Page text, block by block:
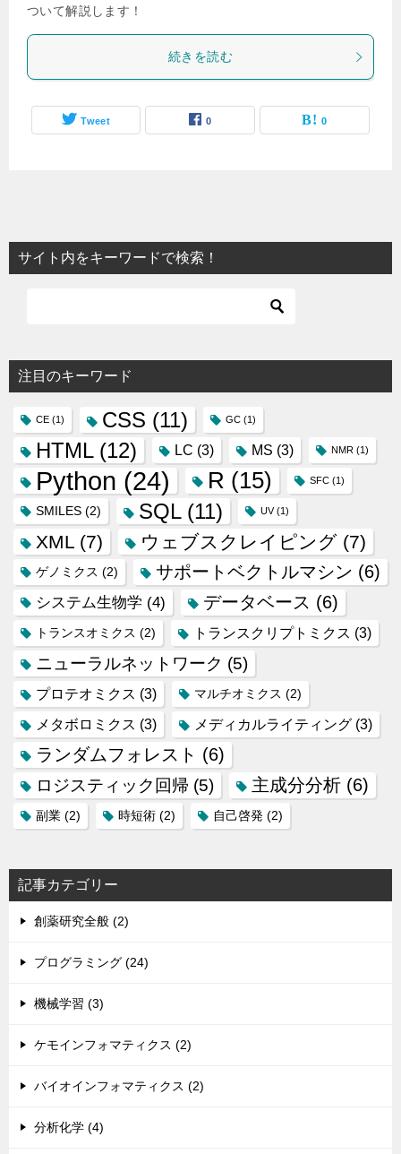
ついて解説します！
続きを読む
Tweet 0 0
サイト内をキーワードで検索！
注目のキーワード
CE (1) CSS (11) GC (1)
HTML(12) LC (3) MS (3) NMR (1)
Python (24) R (15) SFC (1)
SMILES (2) SQL(11) UV(1)
XML (7) ウェブスクレイピング (7)
ゲノミクス (2) サポートベクトルマシン (6)
システム生物学 (4) データベース (6)
トランスオミクス (2) トランスクリプトミクス (3)
ニューラルネットワーク (5)
プロテオミクス (3) マルチオミクス (2)
メタボロミクス (3) メディカルライティング (3)
ランダムフォレスト (6)
ロジスティック回帰 (5) 主成分分析 (6)
副業 (2) 時短術 (2) 自己啓発 (2)
記事カテゴリー
創薬研究全般 (2)
プログラミング (24)
機械学習 (3)
ケモインフォマティクス (2)
バイオインフォマティクス (2)
分析化学 (4)